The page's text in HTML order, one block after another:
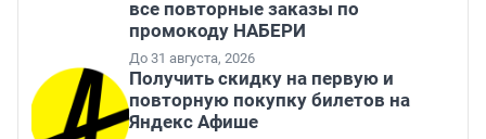
все повторные заказы по
промокоду НАБЕРИ
До 31 августа, 2026
Получить скидку на первую и
повторную покупку билетов на
Яндекс Афише